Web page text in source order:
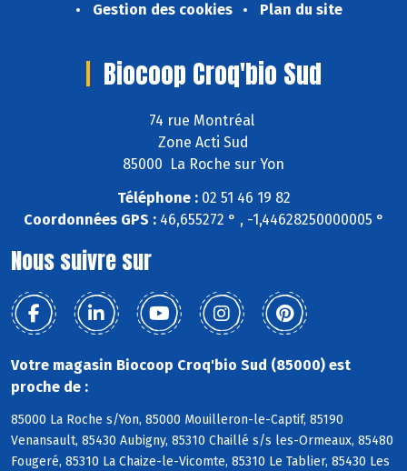
Gestion des cookies
Plan du site
Biocoop Croq'bio Sud
74 rue Montréal
Zone Acti Sud
85000 La Roche sur Yon
Téléphone :02 51 46 19 82
Coordonnées GPS :46,655272 ° , -1,44628250000005 °
Nous suivre sur
Votre magasin Biocoop Croq'bio Sud (85000) est
proche de :
85000 La Roche s/Yon, 85000 Mouilleron-le-Captif, 85190
Venansault, 85430 Aubigny, 85310 Chaillé s/s les-Ormeaux, 85480
Fougeré, 85310 La Chaize-le-Vicomte, 85310 Le Tablier, 85430 Les